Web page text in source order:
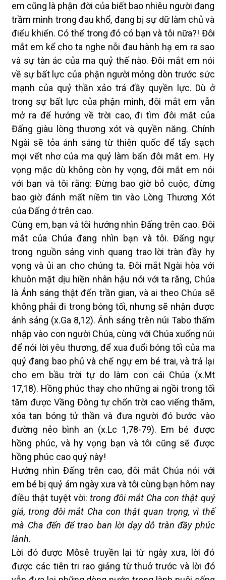
em cũng là phận đời của biết bao nhiêu người đang
trầm mình trong đau khổ, đang bị sự dữ làm chủ và
điểu khiển. Có thể trong đó có bạn và tôi nữa?! Đôi
mắt em kể cho ta nghe nỗi đau hành hạ em ra sao
và sự tàn ác của ma quỷ thế nào. Đôi mắt em nói
về sự bất lực của phận người mỏng dòn trước sức
mạnh của quỷ thần xảo trá đầy quyền lực. Dù ở
trong sự bất lực của phận mình, đôi mắt em vẫn
mở ra để hướng về trời cao, đi tìm đôi mắt của
Đấng giàu lòng thương xót và quyền năng. Chính
Ngài sẽ tỏa ánh sáng từ thiên quốc để tẩy sạch
mọi vết nhơ của ma quỷ làm bẩn đôi mắt em. Hy
vọng mặc dù không còn hy vọng, đôi mắt em nói
với bạn và tôi rằng: Đừng bao giờ bỏ cuộc, đừng
bao giờ đánh mất niềm tin vào Lòng Thương Xót
của Đấng ở trên cao.
Cùng em, bạn và tôi hướng nhìn Đấng trên cao. Đôi
mắt của Chúa đang nhìn bạn và tôi. Đấng ngự
trong nguồn sáng vinh quang trao lời tràn đầy hy
vọng và ủi an cho chúng ta. Đôi mắt Ngài hòa với
khuôn mặt dịu hiền nhân hậu nói với ta rằng, Chúa
là Ánh sáng thật đến trần gian, và ai theo Chúa sẽ
không phải đi trong bóng tối, nhưng sẽ nhận được
ánh sáng (x.Ga 8,12). Ánh sáng trên núi Tabo thấm
nhập vào con người Chúa, cùng với Chúa xuống núi
để nói lời yêu thương, để xua đuổi bóng tối của ma
quỷ đang bao phủ và chế ngự em bé trai, và trả lại
cho em bầu trời tự do làm con cái Chúa (x.Mt
17,18). Hồng phúc thay cho những ai ngồi trong tối
tăm được Vầng Đông tự chốn trời cao viếng thăm,
xóa tan bóng tử thần và đưa người đó bước vào
đường nẻo bình an (x.Lc 1,78-79). Em bé được
hồng phúc, và hy vọng bạn và tôi cũng sẽ được
hồng phúc cao quý này!
Hướng nhìn Đấng trên cao, đôi mắt Chúa nói với
em bé bị quỷ ám ngày xưa và tôi cùng bạn hôm nay
điều thật tuyệt vời:trong đôi mắt Cha con thật quý
giá, trong đôi mắt Cha con thật quan trọng, vì thế
mà Cha đến để trao ban lời dạy dỗ tràn đầy phúc
lành.
Lời đó được Môsê truyền lại từ ngày xưa, lời đó
được các tiên tri rao giảng từ thuở trước và lời đó